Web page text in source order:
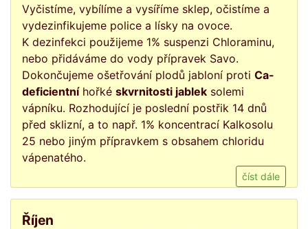
Vyčistíme, vybílíme a vysíříme sklep, očistíme a
vydezinfikujeme police a lísky na ovoce.
K dezinfekci použijeme 1% suspenzi Chloraminu,
nebo přidáváme do vody přípravek Savo.
Dokončujeme ošetřování plodů jabloní proti Ca-
deficientníhořké skvrnitosti jablek solemi
vápníku. Rozhodující je poslední postřik 14 dnů
před sklizní, a to např. 1% koncentrací Kalkosolu
25 nebo jiným přípravkem s obsahem chloridu
vápenatého.
číst dále
Říjen